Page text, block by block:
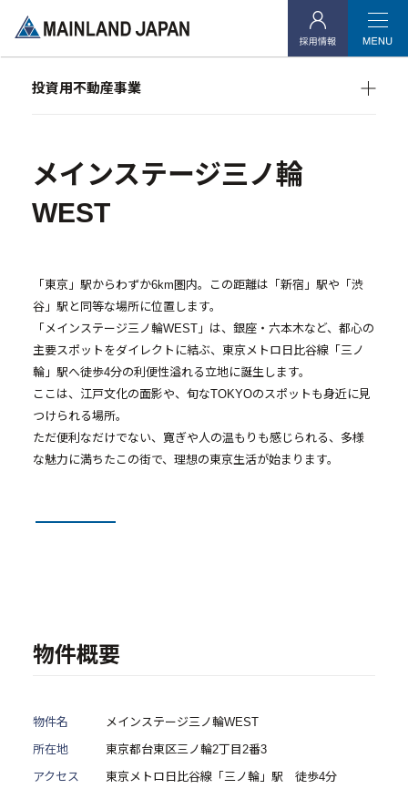
- 企業理念
- 社会貢献活動
- マンション経営をお考えの方へ
- メインランドグループの強み
- オーナーズデータ
- メインステージシリーズ
- 物件一覧
中古物件買取再販事業
採用情報
- 新卒採用
- 中途採用
投資用不動産事業
メインステージシリーズ
メインステージ三ノ輪
WEST
「東京」駅からわずか6km圏内。この距離は「新宿」駅や「渋
谷」駅と同等な場所に位置します。
「メインステージ三ノ輪WEST」は、銀座・六本木など、都心の
主要スポットをダイレクトに結ぶ、東京メトロ日比谷線「三ノ
輪」駅へ徒歩4分の利便性溢れる立地に誕生します。
ここは、江戸文化の面影や、旬なTOKYOのスポットも身近に見
つけられる場所。
ただ便利なだけでない、寛ぎや人の温もりも感じられる、多様
な魅力に満ちたこの街で、理想の東京生活が始まります。
物件概要
物件名
メインステージ三ノ輪WEST
所在地
東京都台東区三ノ輪2丁目2番3
アクセス
東京メトロ日比谷線「三ノ輪」駅 徒歩4分